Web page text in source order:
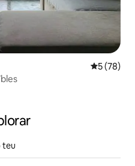
5 de
5 (78)
teu